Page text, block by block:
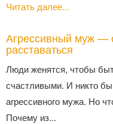
Читать далее...
Агрессивный муж —
расставаться
Люди женятся, чтобы
счастливыми. И никто
агрессивного мужа. Но
Почему из...